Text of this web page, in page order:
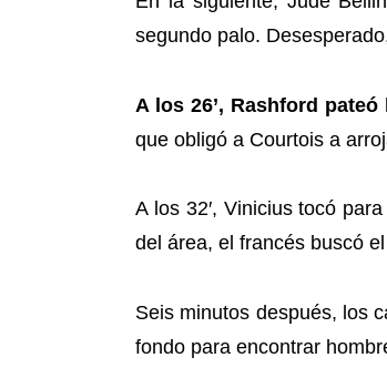
segundo palo.
A los 26’, Rashford
que obligó a Courtois a
A los 32′, Vinicius tocó
del área, el francés buscó
Seis minutos después, los
fondo para encontrar